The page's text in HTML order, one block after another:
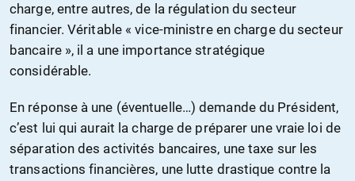
charge, entre autres, de la régulation du secteur
financier. Véritable « vice-ministre en charge du secteur
bancaire », il a une importance stratégique
considérable.
En réponse à une (éventuelle…) demande du Président,
c’est lui qui aurait la charge de préparer une vraie loi de
séparation des activités bancaires, une taxe sur les
transactions financières, une lutte drastique contre la